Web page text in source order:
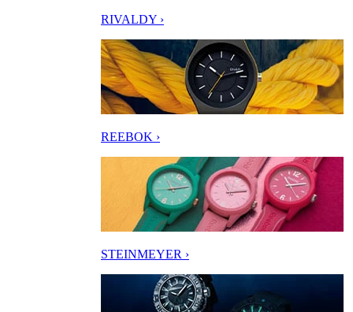
RIVALDY ›
REEBOK ›
STEINMEYER ›